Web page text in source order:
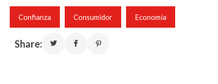
Confianza Consumidor Economía
Share: